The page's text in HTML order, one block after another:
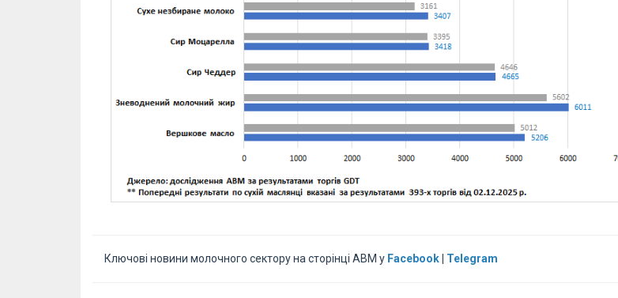
Ключові новини молочного сектору на сторінці АВМ у Facebook Telegram